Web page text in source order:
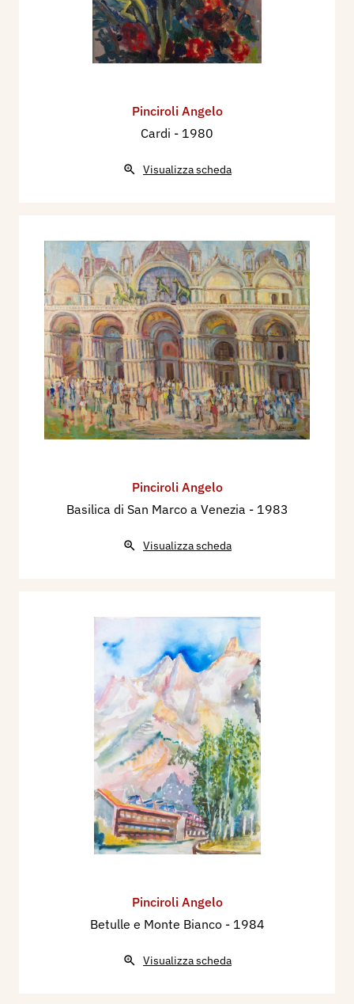
Pinciroli Angelo
Cardi - 1980
Visualizza scheda
Pinciroli Angelo
Basilica di San Marco a Venezia - 1983
Visualizza scheda
Pinciroli Angelo
Betulle e Monte Bianco - 1984
Visualizza scheda